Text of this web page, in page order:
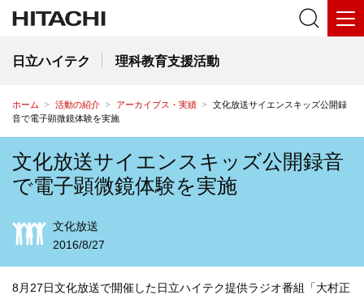
日立ハイテク 理科教育支援活動
ホーム 活動の紹介 アーカイブス・実績
文化放送サイエンスキッズ公開録
音で電子顕微鏡体験を実施
文化放送サイエンスキッズ公開録音
で電子顕微鏡体験を実施
文化放送
2016/8/27
8月27日文化放送で開催した日立ハイテク提供ラジオ番組「大村正